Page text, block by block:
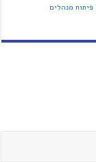
פיתוח מנהלים